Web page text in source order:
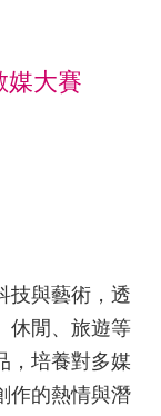
媒大賽
技與藝術，透
休閒、旅遊等
，培養對多媒
作的熱情與潛